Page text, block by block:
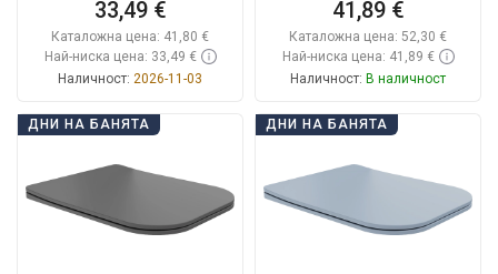
33,49 €
Каталожна цена: 41,80 €
Най-ниска цена: 33,49 €
Наличност: 2026-11-03
Добави в количката
Сравнете
41,89 €
Каталожна цена: 52,30 €
Най-ниска цена: 41,89 €
Наличност: В наличност
Добави в количката
Сравнете
ДНИ НА БАНЯТА ДНИ НА БАНЯТА